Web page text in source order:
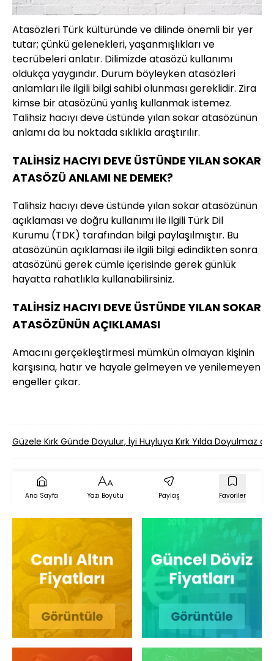
Atasözleri Türk kültüründe ve dilinde önemli bir yer
tutar; çünkü gelenekleri, yaşanmışlıkları ve
tecrübeleri anlatır. Dilimizde atasözü kullanımı
oldukça yaygındır. Durum böyleyken atasözleri
anlamları ile ilgili bilgi sahibi olunması gereklidir. Zira
kimse bir atasözünü yanlış kullanmak istemez.
Talihsiz hacıyı deve üstünde yılan sokar atasözünün
anlamı da bu noktada sıklıkla araştırılır.
TALİHSİZ HACIYI DEVE ÜSTÜNDE YILAN SOKAR
ATASÖZÜ ANLAMI NE DEMEK?
Talihsiz hacıyı deve üstünde yılan sokar atasözünün
açıklaması ve doğru kullanımı ile ilgili Türk Dil
Kurumu (TDK) tarafından bilgi paylaşılmıştır. Bu
atasözünün açıklaması ile ilgili bilgi edindikten sonra
atasözünü gerek cümle içerisinde gerek günlük
hayatta rahatlıkla kullanabilirsiniz.
TALİHSİZ HACIYI DEVE ÜSTÜNDE YILAN SOKAR
ATASÖZÜNÜN AÇIKLAMASI
Amacını gerçekleştirmesi mümkün olmayan kişinin
karşısına, hatır ve hayale gelmeyen ve yenilemeyen
engeller çıkar.
Güzele Kırk Günde Doyulur, İyi Huyluya Kırk Yılda Doyulmaz
Ana Sayfa Yazı Boyutu Paylaş Favoriler